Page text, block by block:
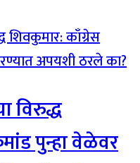
विरुद्ध
पुन्हा वेळेवर